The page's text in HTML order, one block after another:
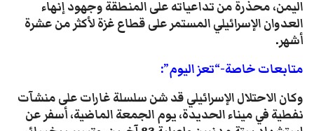
اليمن، محذرة من تداعياته على المنطقة وجهود إنهاء
العدوان الإسرائيلي المستمر على قطاع غزة لأكثر من عشرة
أشهر.
متابعات خاصة-“تعز اليوم”:
وكان الاحتلال الإسرائيلي قد شن سلسلة غارات على منشآت
نفطية في ميناء الحديدة، يوم الجمعة الماضية، أسفر عن